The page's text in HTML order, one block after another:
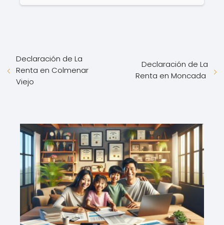
Declaración de La
Renta en Colmenar
Viejo
Declaración de La
Renta en Moncada